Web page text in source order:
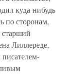
куда-нибудь
по сторонам,
старший
Лиллереде,